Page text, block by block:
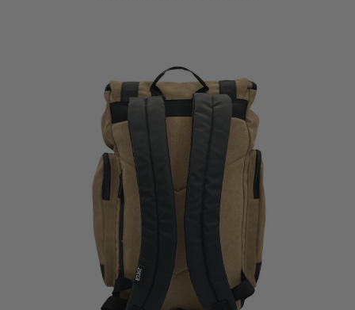
ESPALDA CON BOLSILLO SECRETO Y ESPALDA
ACOLCHADA PARA PROTEGER TU ESPALDA Y TU
NOTEBOOK DE HASTA 15"